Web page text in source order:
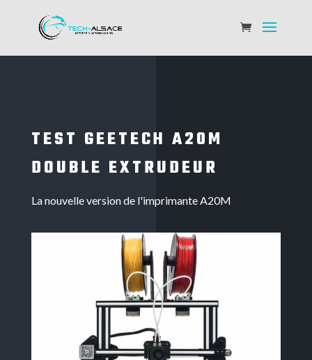
TEST GEETECH A20M
DOUBLE EXTRUDEUR
La nouvelle version de l'imprimante A20M